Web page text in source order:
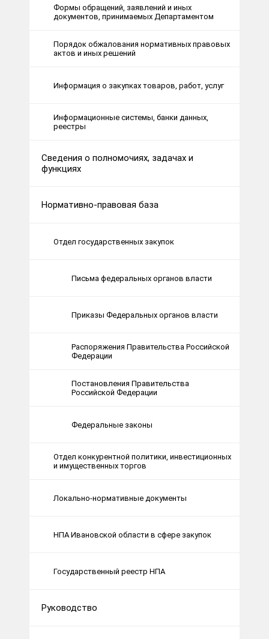
Формы обращений, заявлений и иных
документов, принимаемых Департаментом
Порядок обжалования нормативных правовых
актов и иных решений
Информация о закупках товаров, работ, услуг
Информационные системы, банки данных,
реестры
Сведения о полномочиях, задачах и
функциях
Нормативно-правовая база
Отдел государственных закупок
Письма федеральных органов власти
Приказы Федеральных органов власти
Распоряжения Правительства Российской
Федерации
Постановления Правительства
Российской Федерации
Федеральные законы
Отдел конкурентной политики, инвестиционных
и имущественных торгов
Локально-нормативные документы
НПА Ивановской области в сфере закупок
Государственный реестр НПА
Руководство